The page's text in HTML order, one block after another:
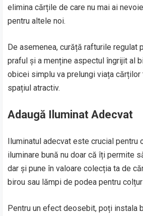
elimina cărțile de care nu mai ai
pentru altele noi.
De asemenea, curăță rafturile regulat
praful și a menține aspectul îngrijit al
obicei simplu va prelungi viața
spațiul atractiv.
Adaugă Iluminat Adecvat
Iluminatul adecvat este crucial pentru
iluminare bună nu doar că îți permite
dar și pune în valoare colecția ta de
birou sau lămpi de podea pentru
Pentru un efect deosebit, poți instala